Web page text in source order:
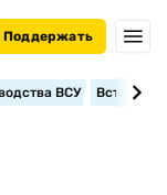
Поддержать
ВСУ